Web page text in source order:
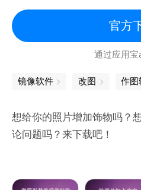
4. 加密隐私：隐私相册——
册，防止手机私密照片泄
图库及其他app,一键锁住你
可跨平台使用。
官方
通过应用宝
镜像软件 改图
想给你的照片增加饰物吗？
论问题吗？来下载吧！
1.给图片添加文字，可以指